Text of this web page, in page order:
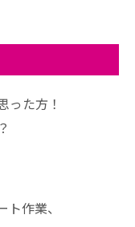
った方！
作業、